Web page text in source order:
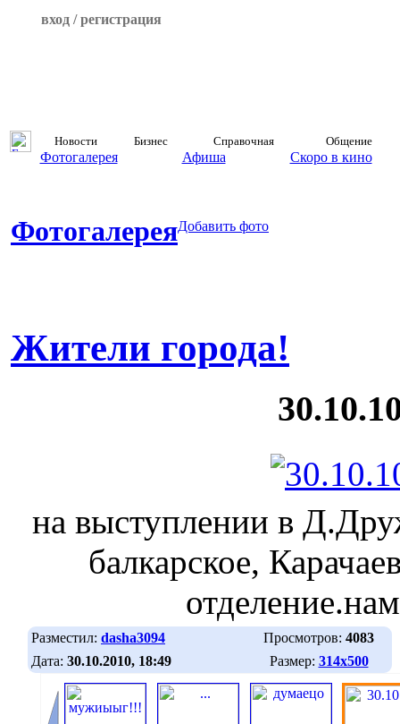
вход / регистрация
Новости Бизнес Справочная Общение
Фотогалерея Афиша Скоро в кино
ФотогалереяДобавить фото
Жители города!
на выступлении в
балкарское,
Разместил: dasha3094 Просмотров: 4083
Дата: 30.10.2010, 18:49 Размер: 314х500